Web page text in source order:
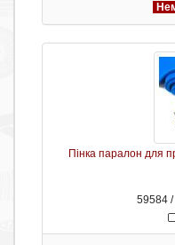
Пінка паралон для
59584